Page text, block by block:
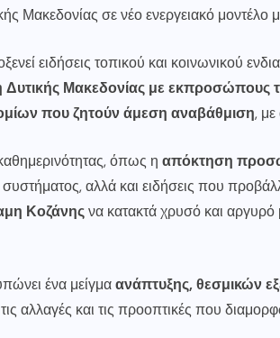
Μακεδονίας σε νέο ενεργειακό μοντέλο
ειδήσεις τοπικού και κοινωνικού
Δυτικής Μακεδονίας με εκπροσώπους
που ζητούν άμεση αναβάθμιση,
όπως η απόκτηση
αλλά και ειδήσεις που
Κοζάνηςνα κατακτά χρυσό και αργυρό
ένα μείγμαανάπτυξης, θεσμικών
αλλαγές και τις προοπτικές που